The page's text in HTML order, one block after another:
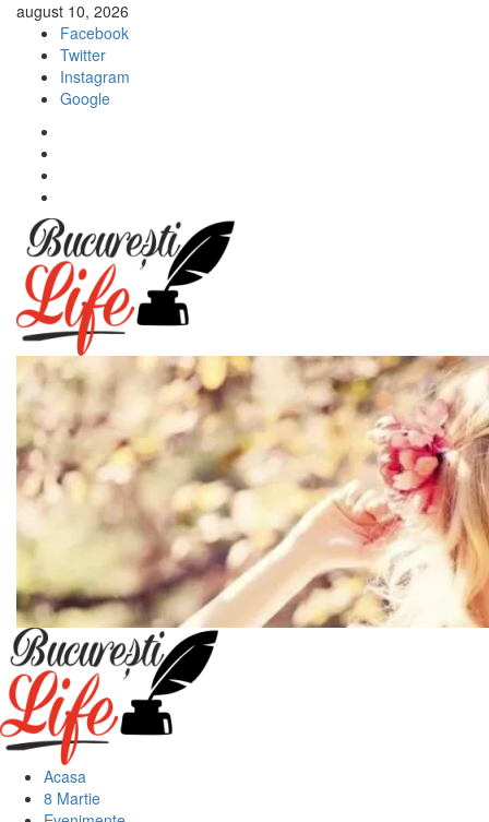
Sari
conținut
august 10, 2026
Facebook
Twitter
Instagram
Google
Meniu
principal
Acasa
8 Martie